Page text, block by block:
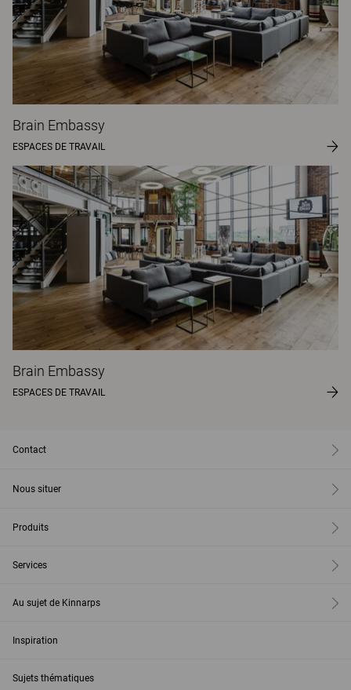
Brain Embassy
ESPACES DE TRAVAIL
Brain Embassy
ESPACES DE TRAVAIL
Contact
Nous situer
Produits
Services
Au sujet de Kinnarps
Inspiration
Sujets thématiques